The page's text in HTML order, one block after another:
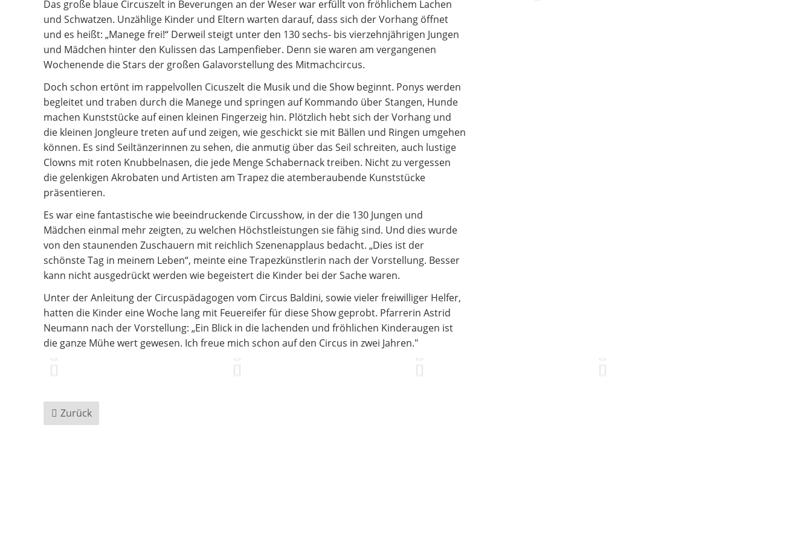
Betreuung und Pflege
Das große blaue Circuszelt in Beverungen an der Weser war erfüllt von fröhlichem Lachen
und Schwatzen. Unzählige Kinder und Eltern warten darauf, dass sich der Vorhang öffnet
und es heißt: „Manege frei!“ Derweil steigt unter den 130 sechs- bis vierzehnjährigen Jungen
und Mädchen hinter den Kulissen das Lampenfieber. Denn sie waren am vergangenen
Wochenende die Stars der großen Galavorstellung des Mitmachcircus.
Doch schon ertönt im rappelvollen Cicuszelt die Musik und die Show beginnt. Ponys werden
begleitet und traben durch die Manege und springen auf Kommando über Stangen, Hunde
machen Kunststücke auf einen kleinen Fingerzeig hin. Plötzlich hebt sich der Vorhang und
die kleinen Jongleure treten auf und zeigen, wie geschickt sie mit Bällen und Ringen umgehen
können. Es sind Seiltänzerinnen zu sehen, die anmutig über das Seil schreiten, auch lustige
Clowns mit roten Knubbelnasen, die jede Menge Schabernack treiben. Nicht zu vergessen
die gelenkigen Akrobaten und Artisten am Trapez die atemberaubende Kunststücke
präsentieren.
Es war eine fantastische wie beeindruckende Circusshow, in der die 130 Jungen und
Mädchen einmal mehr zeigten, zu welchen Höchstleistungen sie fähig sind. Und dies wurde
von den staunenden Zuschauern mit reichlich Szenenapplaus bedacht. „Dies ist der
schönste Tag in meinem Leben“, meinte eine Trapezkünstlerin nach der Vorstellung. Besser
kann nicht ausgedrückt werden wie begeistert die Kinder bei der Sache waren.
Unter der Anleitung der Circuspädagogen vom Circus Baldini, sowie vieler freiwilliger Helfer,
hatten die Kinder eine Woche lang mit Feuereifer für diese Show geprobt. Pfarrerin Astrid
Neumann nach der Vorstellung: „Ein Blick in die lachenden und fröhlichen Kinderaugen ist
die ganze Mühe wert gewesen. Ich freue mich schon auf den Circus in zwei Jahren."
Zurück